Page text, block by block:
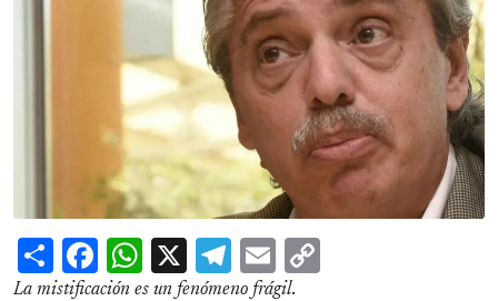
ShareFacebook
WhatsApp
X Telegram
Email
La mistificación es un fenómeno frágil.